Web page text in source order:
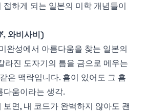
접하게 되는 일본의 미학 개념들이
, 와비사비)
완성에서 아름다움을 찾는 일본의
라진 도자기의 틈을 금으로 메우는
은 맥락입니다. 흠이 있어도 그 흠
다움이라는 생각.
면, 내 코드가 완벽하지 않아도 괜